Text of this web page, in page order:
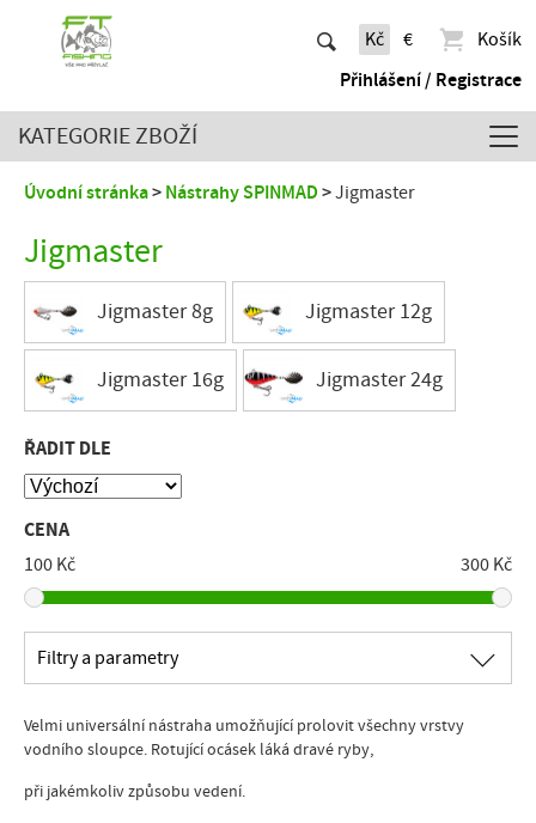
Kč €
Košík
Přihlášení / Registrace
KATEGORIE ZBOŽÍ
Úvodní stránka Nástrahy SPINMAD Jigmaster
Jigmaster
Jigmaster 8g Jigmaster 12g
Jigmaster 16g Jigmaster 24g
ŘADIT DLE
CENA
100 Kč
300 Kč
Filtry a parametry ∟
Velmi universální nástraha umožňující prolovit všechny vrstvy
vodního sloupce. Rotující ocásek láká dravé ryby,
při jakémkoliv způsobu vedení.